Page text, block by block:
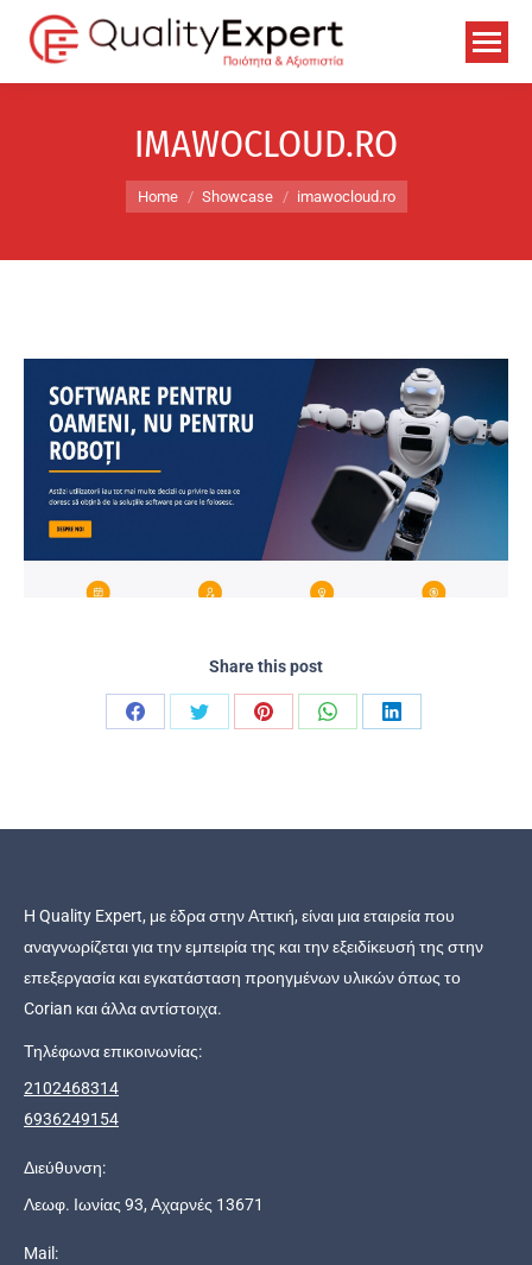
IMAWOCLOUD.RO
You are here:
Home Showcase imawocloud.ro
Share this post
Share
Share
Share
Share
Share
Η Quality Expert, με έδρα στην Αττική, είναι μια εταιρεία που
αναγνωρίζεται για την εμπειρία της και την εξειδίκευσή της στην
επεξεργασία και εγκατάσταση προηγμένων υλικών όπως το
Corian και άλλα αντίστοιχα.
Τηλέφωνα επικοινωνίας:
2102468314
6936249154
Διεύθυνση:
Λεωφ. Ιωνίας 93, Αχαρνές 13671
Mail: